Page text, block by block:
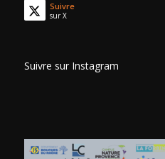
Suivre
sur X
Suivre sur Instagram